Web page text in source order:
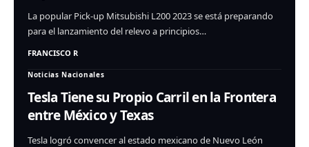
La popular Pick-up Mitsubishi L200 2023 se está preparando
para el lanzamiento del relevo a principios…
FRANCISCO R
Noticias Nacionales
Tesla Tiene su Propio Carril en la Frontera
entre México y Texas
Tesla logró convencer al estado mexicano de Nuevo León